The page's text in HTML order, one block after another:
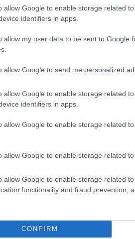
allow Google to enable storage related
identifiers in apps.
allow my user data to be sent to Google
allow Google to send me personalized
allow Google to enable storage related
identifiers in apps.
allow Google to enable storage related
allow Google to enable storage related to
allow Google to enable storage related
functionality and fraud prevention,
CONFIRM
(Harrison Xu) születik újjá, akit
De Klán valójában a
ellenfele visszatéréséről, és a
szemtanúi.